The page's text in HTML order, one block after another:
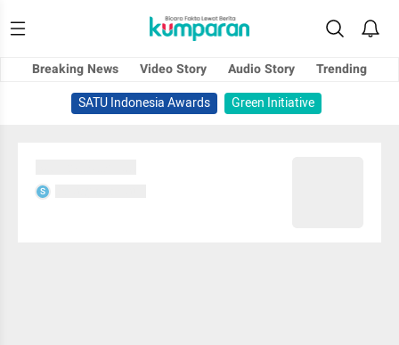
Breaking News Video Story Audio Story
Trending
SATU Indonesia Awards
Green Initiative
S